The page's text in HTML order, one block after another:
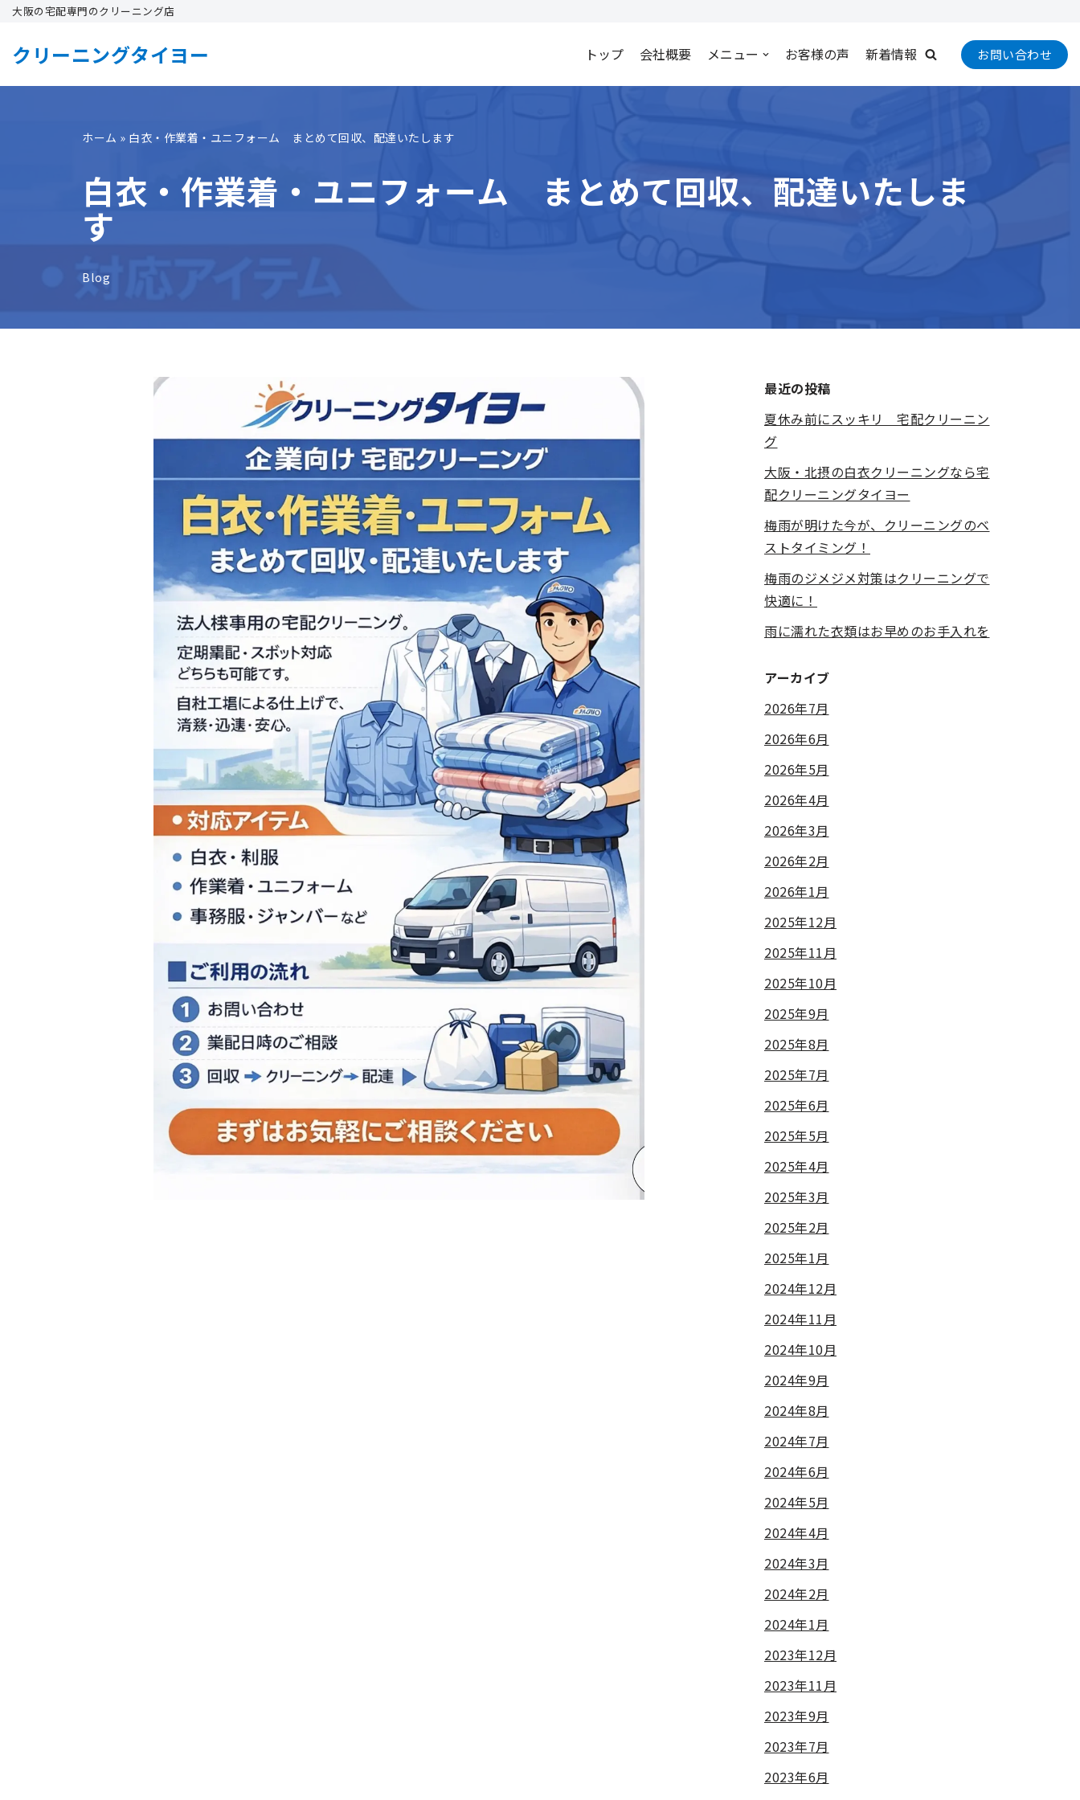
コ
ン
テ
大阪の宅配専門のクリーニング店
クリーニングタイヨー トップ 会社概要 メニュー お客様の声 新着情報 お問い合わせ
ホーム » 白衣・作業着・ユニフォーム まとめて回収、配達いたします
白衣・作業着・ユニフォーム まとめて回収、配達いたしま
す
Blog
最近の投稿
夏休み前にスッキリ 宅配クリーニン
グ
大阪・北摂の白衣クリーニングなら宅
配クリーニングタイヨー
梅雨が明けた今が、クリーニングのベ
ストタイミング！
梅雨のジメジメ対策はクリーニングで
快適に！
雨に濡れた衣類はお早めのお手入れを
アーカイブ
2026年7月
2026年6月
2026年5月
2026年4月
2026年3月
2026年2月
2026年1月
2025年12月
2025年11月
2025年10月
2025年9月
2025年8月
2025年7月
2025年6月
2025年5月
2025年4月
2025年3月
2025年2月
2025年1月
2024年12月
2024年11月
2024年10月
2024年9月
2024年8月
2024年7月
2024年6月
2024年5月
2024年4月
2024年3月
2024年2月
2024年1月
2023年12月
2023年11月
2023年9月
2023年7月
2023年6月